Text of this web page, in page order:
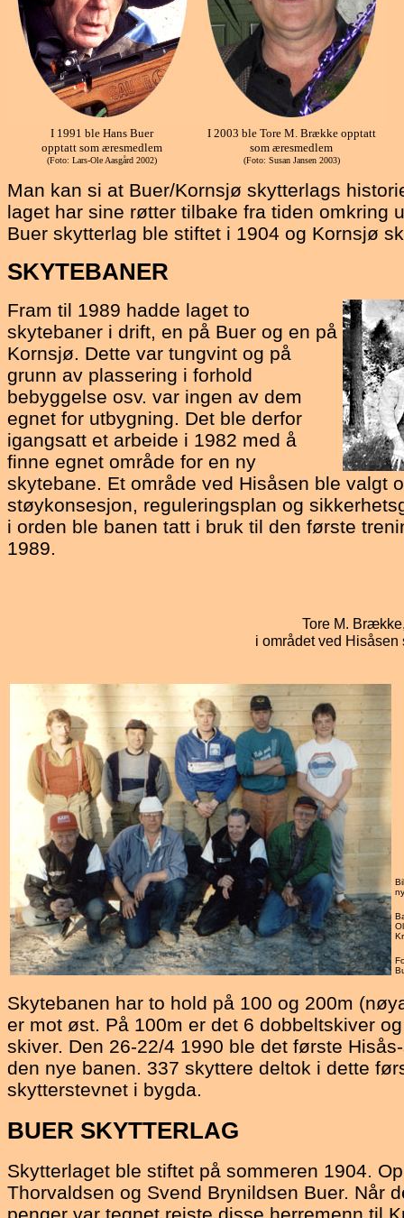
I 1991 ble Hans Buer
opptatt som æresmedlem
(Foto: Lars-Ole Aasgård 2002)
I 2003 ble Tore M. Brække opptatt
som æresmedlem
(Foto: Susan Jansen 2003)
Man kan si at Buer/Kornsjø skytterlags
laget har sine røtter tilbake fra tiden omkring
Buer skytterlag ble stiftet i 1904 og Kornsjø
SKYTEBANER
Fram til 1989 hadde laget to
skytebaner i drift, en på Buer og en på
Kornsjø. Dette var tungvint og på
grunn av plassering i forhold
bebyggelse osv. var ingen av dem
egnet for utbygning. Det ble derfor
igangsatt et arbeide i 1982 med å
finne egnet område for en ny
skytebane. Et område ved Hisåsen ble valgt
støykonsesjon, reguleringsplan og
i orden ble banen tatt i bruk til den første
1989.
Tore M.
i området ved
Skytebanen har to hold på 100 og 200m
er mot øst. På 100m er det 6 dobbeltskiver
skiver. Den 26-22/4 1990 ble det første
den nye banen. 337 skyttere deltok i dette
skytterstevnet i bygda.
BUER SKYTTERLAG
Skytterlaget ble stiftet på sommeren 1904.
Thorvaldsen og Svend Brynildsen Buer. Når